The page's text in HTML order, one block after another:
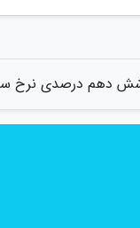
دهم درصدی نرخ